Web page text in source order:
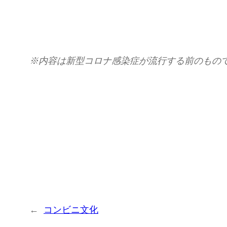
※内容は新型コロナ感染症が流行する前のもの
← コンビニ文化